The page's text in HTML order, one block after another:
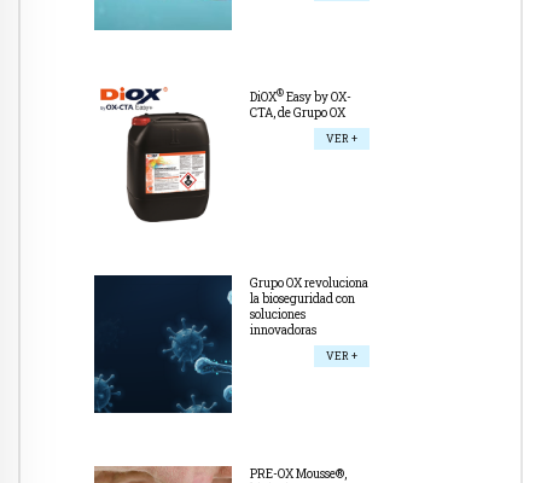
DiOX®Easy by OX-
CTA, de Grupo OX
VER +
Grupo OX revoluciona
la bioseguridad con
soluciones
innovadoras
VER +
PRE-OX Mousse®,